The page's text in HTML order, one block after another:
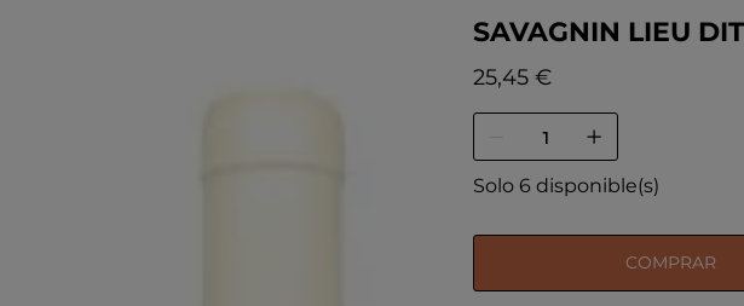
SAVAGNIN LIEU
Precio
25,45 €
Solo 6 disponible(s)
COMPRAR